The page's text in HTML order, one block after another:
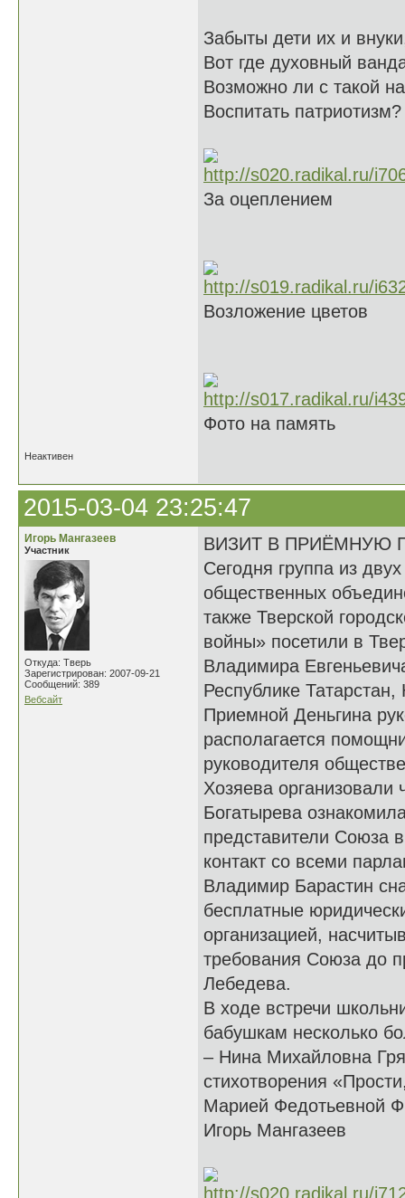
Забыты дети их и
Вот где духовный
Возможно ли с такой
Воспитать патриотизм?
За оцеплением
Возложение цветов
Фото на память
Неактивен
2015-03-04 23:25:47
Игорь Мангазеев
Участник
Откуда: Тверь
Зарегистрирован: 2007-09-21
Сообщений: 389
Вебсайт
ВИЗИТ В ПРИЁМНУЮ
Сегодня группа из
общественных
также Тверской
войны» посетили в
Владимира
Республике
Приемной Деньгина
располагается
руководителя
Хозяева
Богатырева
представители Союза
контакт со всеми
Владимир Барастин
бесплатные
организацией,
требования Союза до
Лебедева.
В ходе встречи
бабушкам несколько
– Нина Михайловна
стихотворения
Марией Федотьевной
Игорь Мангазеев